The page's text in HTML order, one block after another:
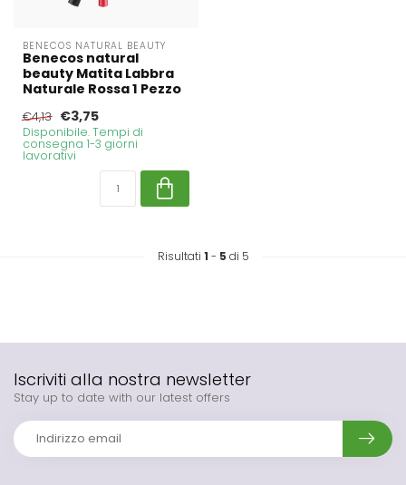
BENECOS NATURAL BEAUTY
Benecos natural
beauty Matita Labbra
Naturale Rossa 1 Pezzo
€4,13 €3,75
Disponibile. Tempi di
consegna 1-3 giorni
lavorativi
Risultati 1 - 5 di 5
Iscriviti alla nostra newsletter
Stay up to date with our latest offers